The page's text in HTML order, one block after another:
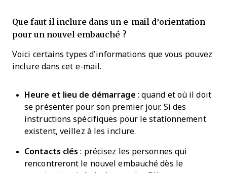
Que faut-il inclure dans un e-mail d’orientation
pour un nouvel embauché ?
Voici certains types d’informations que vous pouvez
inclure dans cet e-mail.
Heure et lieu de démarrage : quand et où il doit
se présenter pour son premier jour. Si des
instructions spécifiques pour le stationnement
existent, veillez à les inclure.
Contacts clés : précisez les personnes qui
rencontreront le nouvel embauché dès le